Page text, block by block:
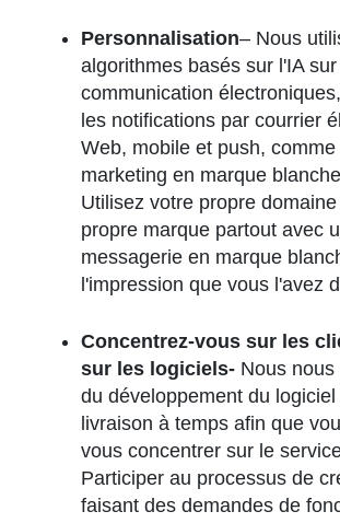
Personnalisation– Nous
algorithmes basés sur l'IA
communication
les notifications par courrier
Web, mobile et push,
marketing en marque
Utilisez votre propre
propre marque partout avec
messagerie en marque
l'impression que vous l'avez
Concentrez-vous sur les
sur les logiciels- Nous
du développement du
livraison à temps afin que
vous concentrer sur le
Participer au processus de
faisant des demandes de